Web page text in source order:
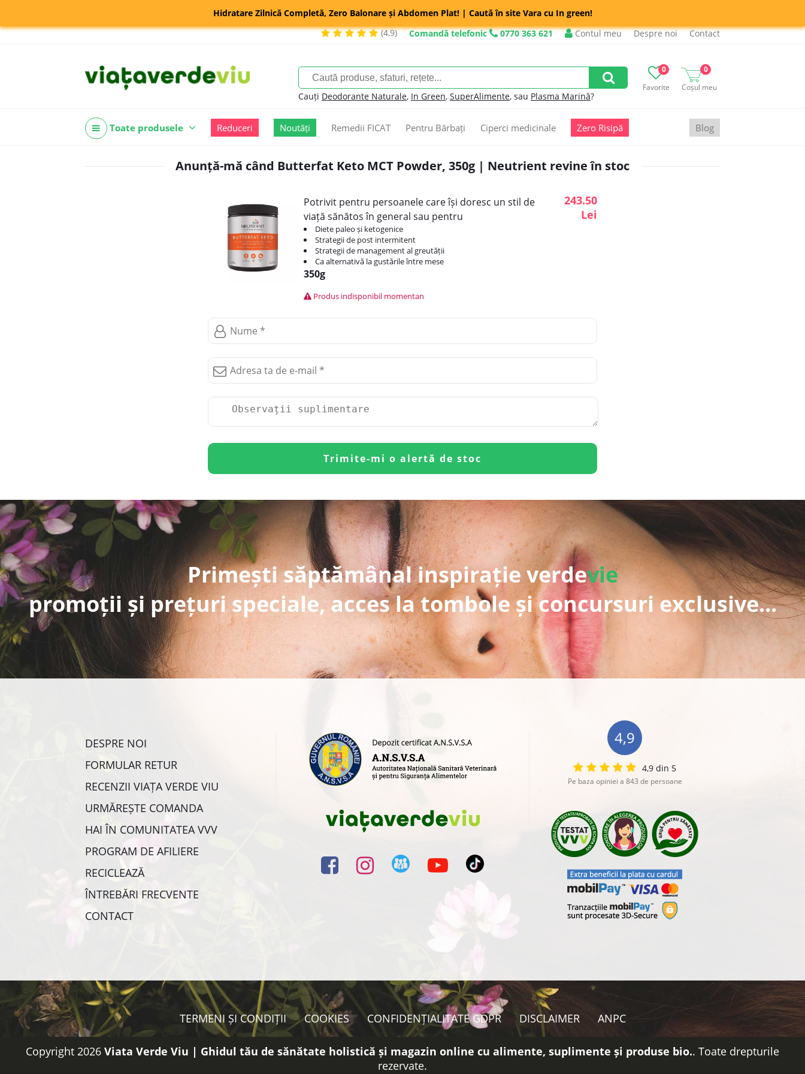
Hidratare Zilnică Completă, Zero Balonare și Abdomen Plat! | Caută în site Vara cu In green!
(4,9)
Comandă telefonic 0770 363 621 Contul meu Despre noi Contact
Favorite
0
Coșul meu
0
Cauți Deodorante Naturale, In Green, SuperAlimente, sau Plasma Marină?
Toate produsele Reduceri Noutăți Remedii FICAT Pentru Bărbați Ciperci medicinale Zero Risipă Blog
Anunță-mă când Butterfat Keto MCT Powder, 350g | Neutrient revine în stoc
Potrivit pentru persoanele care își doresc un stil de
viață sănătos în general sau pentru
Diete paleo și ketogenice
Strategii de post intermitent
Strategii de management al greutății
Ca alternativă la gustările între mese
350g
Produs indisponibil momentan
243.50
Lei
Primești săptămânal inspirație verdevie
promoții și prețuri speciale, acces la tombole și concursuri exclusive...
DESPRE NOI
FORMULAR RETUR
RECENZII VIAȚA VERDE VIU
URMĂREȘTE COMANDA
HAI ÎN COMUNITATEA VVV
PROGRAM DE AFILIERE
RECICLEAZĂ
ÎNTREBĂRI FRECVENTE
CONTACT
4,9
4,9 din 5
Pe baza opiniei a 843 de persoane
TERMENI ȘI CONDIȚII COOKIES CONFIDENȚIALITATE GDPR DISCLAIMER ANPC
Copyright 2026 Viata Verde Viu | Ghidul tău de sănătate holistică și magazin online cu alimente, suplimente și produse bio.. Toate drepturile
rezervate.